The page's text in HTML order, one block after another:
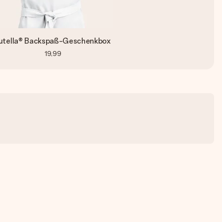
Backspaß-Geschenkbox
19,99